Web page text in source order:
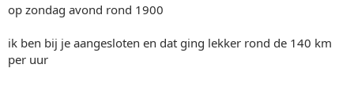
op zondag avond rond 1900
ik ben bij je aangesloten en dat ging lekker rond de 140 km
per uur